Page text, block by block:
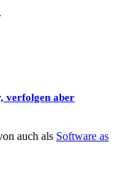
verfolgen aber
auch als Software as